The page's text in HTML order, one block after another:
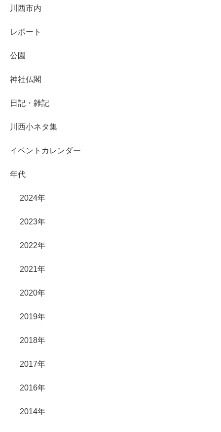
川西市内
レポート
公園
神社仏閣
日記・雑記
川西小ネタ集
イベントカレンダー
年代
2024年
2023年
2022年
2021年
2020年
2019年
2018年
2017年
2016年
2014年